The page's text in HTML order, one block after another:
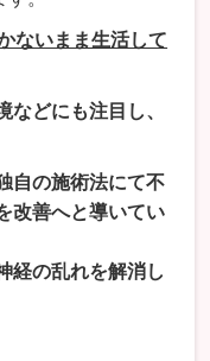
ないまま生活して
などにも注目し、
自の施術法にて不
改善へと導いてい
経の乱れを解消し